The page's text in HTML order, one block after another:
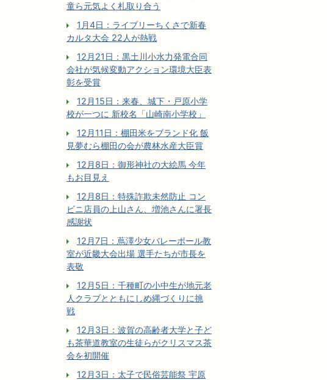
童ら元気よく札取り合う
1月4日：ライブリーちくさで新春
カルタ大会 22人が熱戦
12月21日：黒土川小水力発電合同
会社が気候変動アクション環境大臣表
彰を受賞
12月15日：来春、城下・戸原小学
校が一つに 新校名「山崎南小学校」
12月11日：棚田米をブランド化 飯
見夢むら棚田の会が農林水産大臣賞
12月8日：御形神社の大絵馬 今年
もお目見え
12月8日：特殊詐欺未然防止 コン
ビニ店員の上山さん、増池さんに署長
感謝状
12月7日：蔦澤少女バレーボール教
室が近畿大会出場 選手たちが市長を
表敬
12月5日：千種町の小中生が地元老
人クラブとともにしめ縄づくりに挑
戦
12月3日：波賀の高齢者大学と子ど
も茶華道教室の生徒らがクリスマス茶
会を初開催
12月3日：太子で民俗芸能祭 宇原